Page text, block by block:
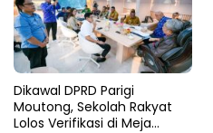
Dikawal DPRD Parigi
Moutong, Sekolah Rakyat
Lolos Verifikasi di Meja